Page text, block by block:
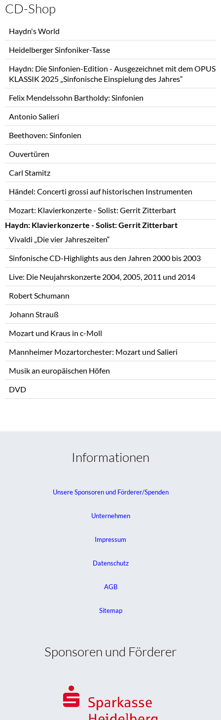
CD-Shop
überspringen
Haydn's World
Heidelberger Sinfoniker-Tasse
Haydn: Die Sinfonien-Edition - Ausgezeichnet mit dem OPUS
KLASSIK 2025 „Sinfonische Einspielung des Jahres“
Felix Mendelssohn Bartholdy: Sinfonien
Antonio Salieri
Beethoven: Sinfonien
Ouvertüren
Carl Stamitz
Händel: Concerti grossi auf historischen Instrumenten
Mozart: Klavierkonzerte - Solist: Gerrit Zitterbart
Haydn: Klavierkonzerte - Solist: Gerrit Zitterbart
Vivaldi „Die vier Jahreszeiten“
Sinfonische CD-Highlights aus den Jahren 2000 bis 2003
Live: Die Neujahrskonzerte 2004, 2005, 2011 und 2014
Robert Schumann
Johann Strauß
Mozart und Kraus in c-Moll
Mannheimer Mozartorchester: Mozart und Salieri
Musik an europäischen Höfen
DVD
Informationen
Unsere Sponsoren und Förderer/Spenden
Unternehmen
Impressum
Datenschutz
AGB
Sitemap
Sponsoren und Förderer